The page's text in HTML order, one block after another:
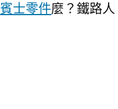
賓士零件麼？鐵路人